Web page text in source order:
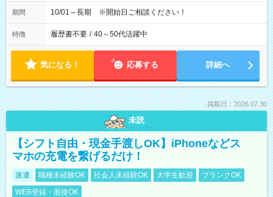
期間 10/01～長期 ※開始日ご相談ください！
特徴 履歴書不要 / 40～50代活躍中
気になる！ 応募する 詳細へ
掲載日：2026.07.30
未読
【シフト自由・現金手渡しOK】iPhoneなどス
マホの充電を繋げるだけ！
派遣 職種未経験OK 社会人未経験OK 大学生歓迎
ブランクOK
WEB登録・面接OK